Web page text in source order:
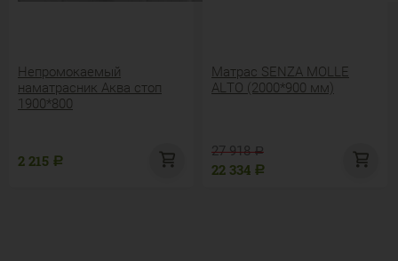
Непромокаемый
наматрасник Аква стоп
1900*800
2 215 Р
Матрас SENZA MOLLE
ALTO (2000*900 мм)
27 918 Р
22 334 Р